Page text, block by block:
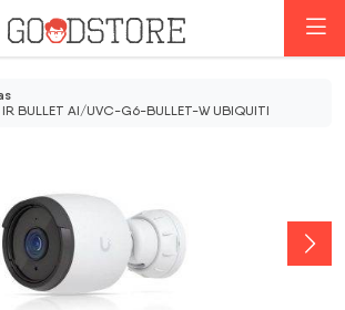
BULLET AI/UVC-G6-BULLET-W UBIQUITI